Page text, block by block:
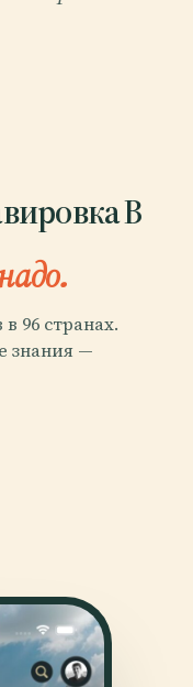
В
96 странах.
знания —